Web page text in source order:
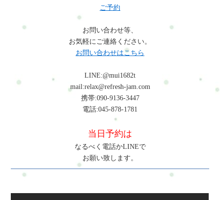
ご予約
お問い合わせ等、
お気軽にご連絡ください。
お問い合わせはこちら
LINE:@mui1682t
mail:relax@refresh-jam.com
携帯:090-9136-3447
電話:045-878-1781
当日予約は
なるべく電話かLINEで
お願い致します。